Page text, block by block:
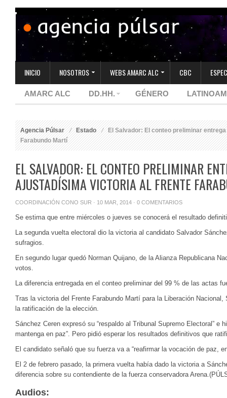
INICIO NOSOTROS WEBS AMARC ALC CBC
AMARC ALC DD.HH. GÉNERO
Agencia Púlsar Estado
El Salvador: El conteo preliminar
Farabundo Martí
EL SALVADOR: EL CONTEO PRELIMINAR
AJUSTADÍSIMA VICTORIA AL FRENTE
COORDINACIÓN CONO SUR · 10 MAR, 2014 · 0 COMENTARIOS
Se estima que entre miércoles o jueves se conocerá el resultado
La segunda vuelta electoral dio la victoria al candidato Salvador
sufragios.
En segundo lugar quedó Norman Quijano, de la Alianza Republicana
votos.
La diferencia entregada en el conteo preliminar del 99 % de las actas
Tras la victoria del Frente Farabundo Martí para la Liberación
la ratificación de la elección.
Sánchez Ceren expresó su “respaldo al Tribunal Supremo Electoral” e
mantenga en paz”. Pero pidió esperar los resultados definitivos que
El candidato señaló que su fuerza va a “reafirmar la vocación de paz,
El 2 de febrero pasado, la primera vuelta había dado la victoria a
diferencia sobre su contendiente de la fuerza conservadora
Audios: